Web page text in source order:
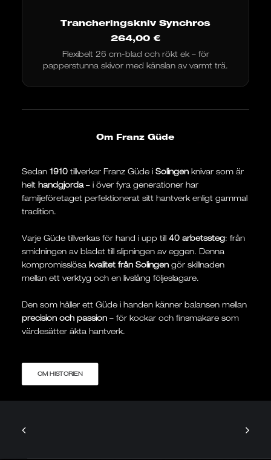
Trancheringskniv Synchros
264,00 €
Flexibelt 26 cm-blad och rökt ek – för
papperstunna skivor med känslan av varmt trä.
Om Franz Güde
Sedan 1910 tillverkar Franz Güde i Solingen knivar som är
helt handgjorda– i över fyra generationer har
familjeföretaget perfektionerat sitt hantverk enligt gammal
tradition.
Varje Güde tillverkas för hand i upp till 40 arbetssteg: från
smidningen av bladet till slipningen av eggen. Denna
kompromisslösa kvalitet från Solingen gör skillnaden
mellan ett verktyg och en livslång följeslagare.
Den som håller ett Güde i handen känner balansen mellan
precision och passion – för kockar och finsmakare som
värdesätter äkta hantverk.
OM HISTORIEN